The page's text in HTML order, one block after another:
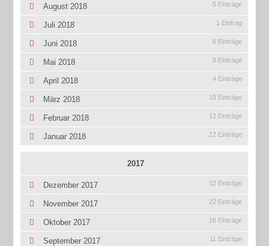
August 2018 5 Einträge
Juli 2018 1 Eintrag
Juni 2018 6 Einträge
Mai 2018 8 Einträge
April 2018 4 Einträge
März 2018 19 Einträge
Februar 2018 12 Einträge
Januar 2018 12 Einträge
2017
Dezember 2017 12 Einträge
November 2017 22 Einträge
Oktober 2017 16 Einträge
September 2017 11 Einträge